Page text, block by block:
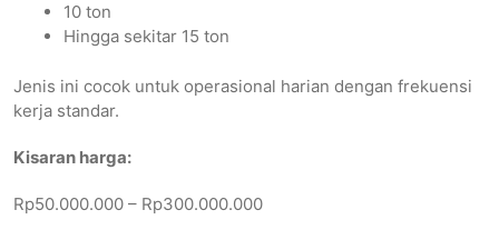
10 ton
Hingga sekitar 15 ton
Jenis ini cocok untuk operasional harian dengan frekuensi
kerja standar.
Kisaran harga:
Rp50.000.000 – Rp300.000.000